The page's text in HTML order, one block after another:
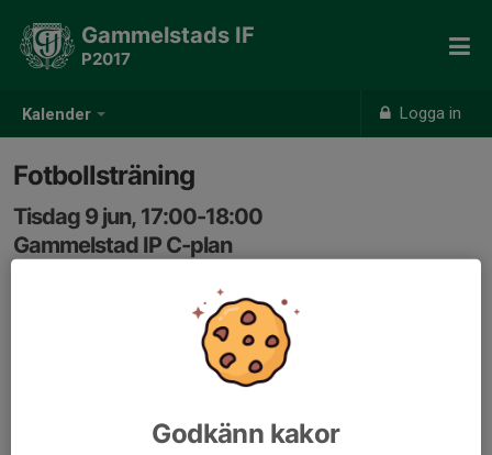
Kalender Logga in
Gammelstads IF
P2017
Fotbollsträning
Tisdag 9 jun, 17:00-18:00
Gammelstad IP C-plan
Samling: 16:50, Gammelstads IP
Godkänn kakor